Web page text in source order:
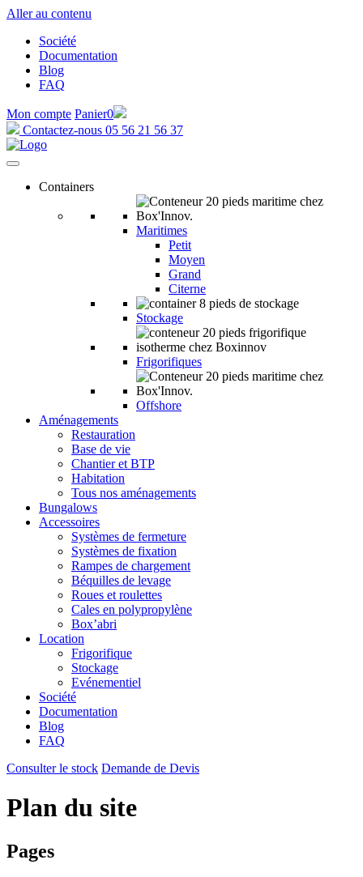
Aller au contenu
Société
Documentation
Blog
FAQ
Mon compte Panier0
Contactez-nous 05 56 21 56 37
Containers
Maritimes
Petit
Moyen
Grand
Citerne
Stockage
Frigorifiques
Offshore
Aménagements
Restauration
Base de vie
Chantier et BTP
Habitation
Tous nos aménagements
Bungalows
Accessoires
Systèmes de fermeture
Systèmes de fixation
Rampes de chargement
Béquilles de levage
Roues et roulettes
Cales en polypropylène
Box’abri
Location
Frigorifique
Stockage
Evénementiel
Société
Documentation
Blog
FAQ
Consulter le stock Demande de Devis
Plan du site
Pages